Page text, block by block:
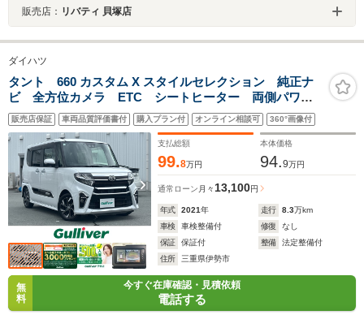
販売店： リバティ 貝塚店
ダイハツ
タント 660 カスタム X スタイルセレクション 純正ナ
ビ 全方位カメラ ETC シートヒーター 両側パワー
スライドドア 衝突軽減システム コーナーセンサー
アイドリングストップ 純正フロアマット 純正14イン
チアルミホイール LEDヘッドライト
販売店保証 車両品質評価書付 購入プラン付 オンライン相談可 360°画像付
支払総額
99.8万円
本体価格
94.9万円
通常ローン 月々 13,100円
年式 2021年 走行 8.3万km
車検
車検整備付 修復
なし
保証
保証付 整備
法定整備付
住所
三重県伊勢市
無
料
今すぐ在庫確認・見積依頼
電話する